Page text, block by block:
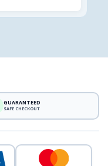
GUARANTEED
SAFE CHECKOUT